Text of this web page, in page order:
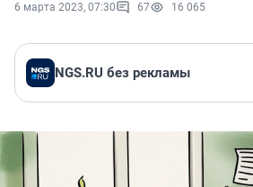
6 марта 2023, 07:30 67 16 065
NGS.RU без рекламы